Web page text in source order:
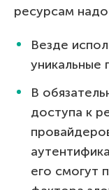
ресурсам
Везде
уникальные
В
доступа к
его смогут